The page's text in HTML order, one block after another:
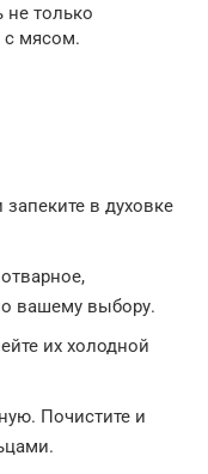
только
с мясом.
в духовке
вашему выбору.
их холодной
Почистите и